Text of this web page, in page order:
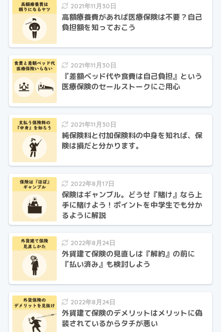
2021年11月30日
高額療養費があれば医療保険は不要？自己
負担額を知っておこう
2021年11月30日
『差額ベッド代や食費は自己負担』という
医療保険のセールストークにご用心
2021年11月30日
純保険料と付加保険料の中身を知れば、保
険は損だと分かります。
2022年8月17日
保険はギャンブル。どうせ『賭け』なら上
手に賭けよう！ポイントを中学生でも分か
るように解説
2022年8月24日
外貨建て保険の見直しは『解約』の前に
『払い済み』も検討しよう
2022年8月24日
外貨建て保険のデメリットはメリットに偽
装されているからタチが悪い